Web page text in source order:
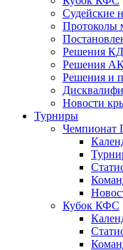
Судейские
Протоколы
Решения
Решения
Решения и
Новости
Турниры
Чемпионат
Кубок КФС